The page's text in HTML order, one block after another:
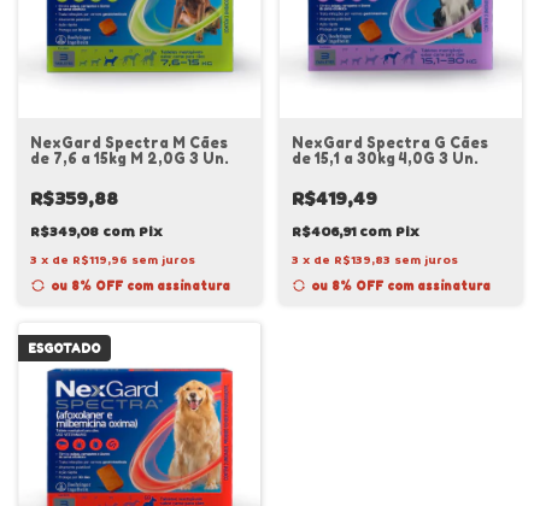
NexGard Spectra M Cães
de 7,6 a 15kg M 2,0G 3 Un.
R$359,88
R$349,08 com Pix
3 x de R$119,96 sem juros
ou 8% OFF com assinatura
NexGard Spectra G Cães
de 15,1 a 30kg 4,0G 3 Un.
R$419,49
R$406,91com Pix
3 x de R$139,83 sem juros
ou 8% OFF com assinatura
ESGOTADO